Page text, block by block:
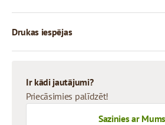
Drukas iespējas
Ir kādi jautājumi?
Priecāsimies palīdzēt!
Sazinies ar Mums